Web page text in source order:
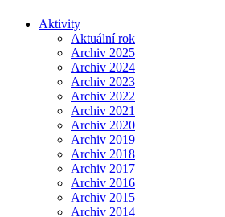
Aktivity
Aktuální rok
Archiv 2025
Archiv 2024
Archiv 2023
Archiv 2022
Archiv 2021
Archiv 2020
Archiv 2019
Archiv 2018
Archiv 2017
Archiv 2016
Archiv 2015
Archiv 2014